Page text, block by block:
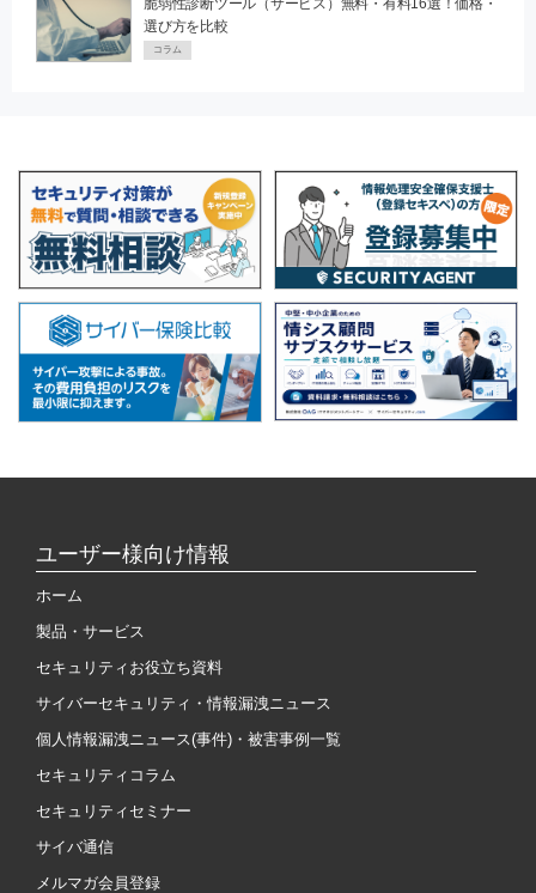
脆弱性診断ツール（サービス）無料・有料16選！価格・
選び方を比較
コラム
ユーザー様向け情報
ホーム
製品・サービス
セキュリティお役立ち資料
サイバーセキュリティ・情報漏洩ニュース
個人情報漏洩ニュース(事件)・被害事例一覧
セキュリティコラム
セキュリティセミナー
サイバ通信
メルマガ会員登録